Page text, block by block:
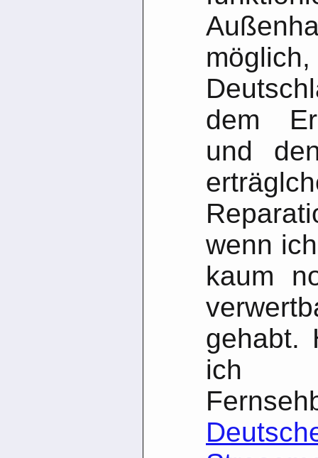
dem
und
wenn
kaum
gehabt.
ich